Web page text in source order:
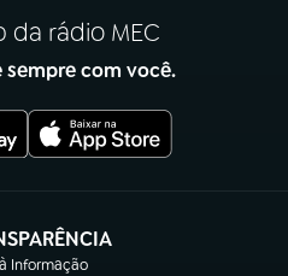
da rádio MEC
sempre com você.
Informação
(abre em nova aba)